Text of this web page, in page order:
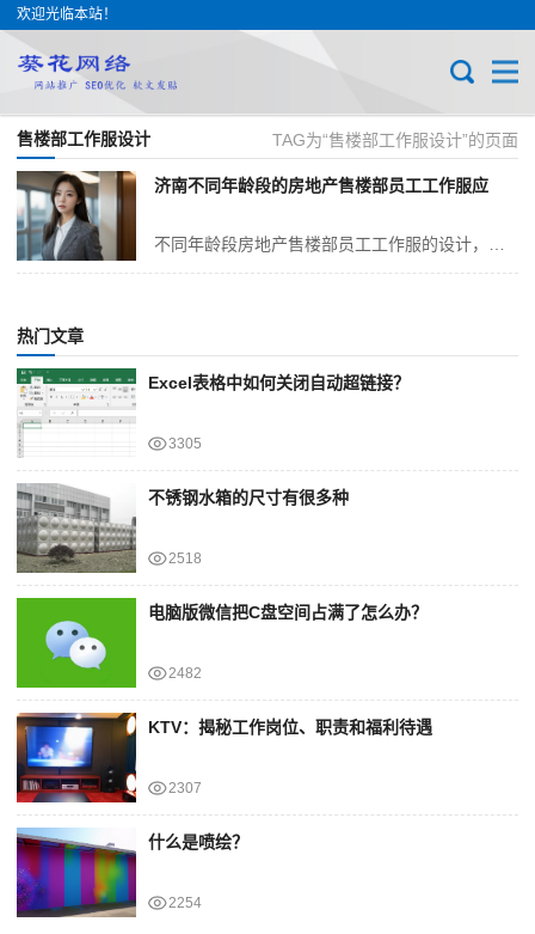
欢迎光临本站！
TAG为“售楼部工作服设计”的页面
售楼部工作服设计
济南不同年龄段的房地产售楼部员工工作服应
热门文章
Excel表格中如何关闭自动超链接？
3305
不锈钢水箱的尺寸有很多种
2518
电脑版微信把C盘空间占满了怎么办？
2482
KTV：揭秘工作岗位、职责和福利待遇
2307
什么是喷绘？
2254